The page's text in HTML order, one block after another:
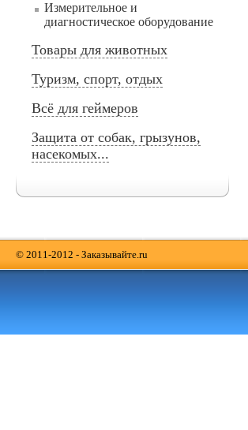
Измерительное и
диагностическое оборудование
Товары для животных
Туризм, спорт, отдых
Всё для геймеров
Защита от собак, грызунов,
насекомых...
© 2011-2012 - Заказывайте.ru